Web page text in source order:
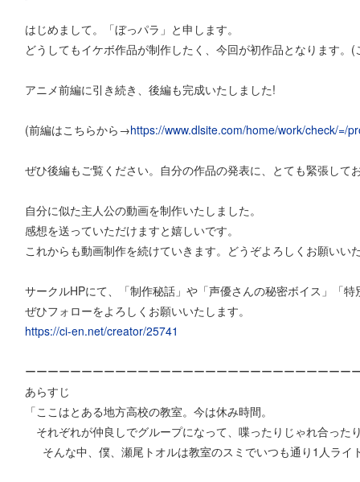
はじめまして。「ぼっパラ」と申します。
どうしてもイケボ作品が制作したく、今回が初作品となります。
アニメ前編に引き続き、後編も完成いたしました!
(前編はこちらから→https://www.dlsite.com/home/work/check/=/
ぜひ後編もご覧ください。自分の作品の発表に、とても緊張して
自分に似た主人公の動画を制作いたしました。
感想を送っていただけますと嬉しいです。
これからも動画制作を続けていきます。どうぞよろしくお願いい
サークルHPにて、「制作秘話」や「声優さんの秘密ボイス」「
ぜひフォローをよろしくお願いいたします。
https://ci-en.net/creator/25741
ーーーーーーーーーーーーーーーーーーーーーーーーーーーーー
あらすじ
「ここはとある地方高校の教室。今は休み時間。
それぞれが仲良しでグループになって、喋ったりじゃれ合った
そんな中、僕、瀬尾トオルは教室のスミでいつも通り1人ライ